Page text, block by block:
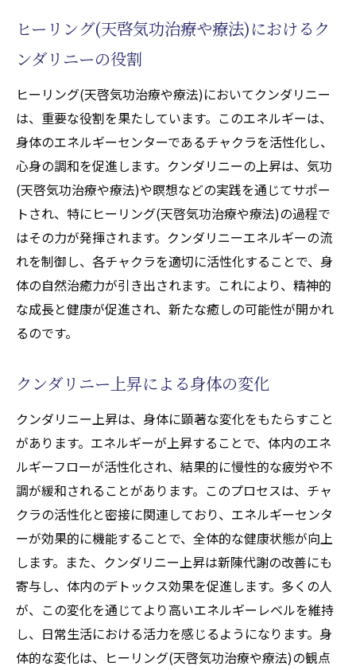
ヒーリング(天啓気功治療や療法)体験として
のクンダリニーの役割
チャクラバランスがもたらす心の静寂
クンダリニーの上昇で得られる精神的な輝
き
ヒーリング(天啓気功治療や療法)体験を深め
るクンダリニーとチャクラの統合
現代ヒーリング(天啓気功治療や療法)における
チャクラとクンダリニーの役割
チャクラとクンダリニーが現代ヒーリング
ャクラの位置づけ
チャクラを活用した現代ヒーリング(天啓気
功治療や療法)の方法
クンダリニーを通じた革新的なヒーリング
(天啓気功治療や療法)技術
クンダリニーの上昇が活性化するヒーリング(天
啓気功治療や療法)エネルギーの流れ
ヒーリング(天啓気功治療や療法)エネルギー
の流れを整えるクンダリニー
クンダリニー上昇により得られるエネルギ
ーの増幅
ヒーリング(天啓気功治療や療法)におけるク
ンダリニーの役割
ヒーリング(天啓気功治療や療法)においてクンダリニー
は、重要な役割を果たしています。このエネルギーは、
身体のエネルギーセンターであるチャクラを活性化し、
心身の調和を促進します。クンダリニーの上昇は、気功
(天啓気功治療や療法)や瞑想などの実践を通じてサポー
トされ、特にヒーリング(天啓気功治療や療法)の過程で
はその力が発揮されます。クンダリニーエネルギーの流
れを制御し、各チャクラを適切に活性化することで、身
体の自然治癒力が引き出されます。これにより、精神的
な成長と健康が促進され、新たな癒しの可能性が開かれ
るのです。
クンダリニー上昇による身体の変化
クンダリニー上昇は、身体に顕著な変化をもたらすこと
があります。エネルギーが上昇することで、体内のエネ
ルギーフローが活性化され、結果的に慢性的な疲労や不
調が緩和されることがあります。このプロセスは、チャ
クラの活性化と密接に関連しており、エネルギーセンタ
ーが効果的に機能することで、全体的な健康状態が向上
します。また、クンダリニー上昇は新陳代謝の改善にも
寄与し、体内のデトックス効果を促進します。多くの人
が、この変化を通じてより高いエネルギーレベルを維持
し、日常生活における活力を感じるようになります。身
体的な変化は、ヒーリング(天啓気功治療や療法)の観点